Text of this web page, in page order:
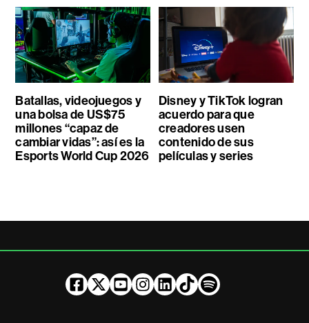
Batallas, videojuegos y
una bolsa de US$75
millones “capaz de
cambiar vidas”: así es la
Esports World Cup 2026
Disney y TikTok logran
acuerdo para que
creadores usen
contenido de sus
películas y series